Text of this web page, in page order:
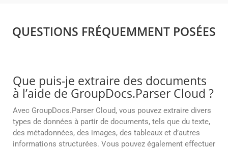
QUESTIONS FRÉQUEMMENT POSÉES
Que puis-je extraire des documents
à l’aide de GroupDocs.Parser Cloud ?
Avec GroupDocs.Parser Cloud, vous pouvez extraire divers
types de données à partir de documents, tels que du texte,
des métadonnées, des images, des tableaux et d’autres
informations structurées. Vous pouvez également effectuer